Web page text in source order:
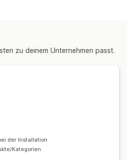
zu deinem Unternehmen passt.
der Installation
Kategorien